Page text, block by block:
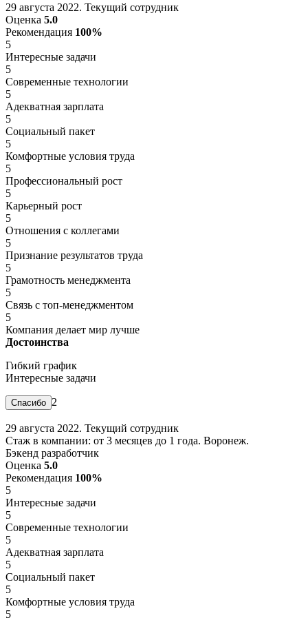
29 августа 2022. Текущий сотрудник
Оценка 5.0
Рекомендация 100%
5
Интересные задачи
5
Современные технологии
5
Адекватная зарплата
5
Социальный пакет
5
Комфортные условия труда
5
Профессиональный рост
5
Карьерный рост
5
Отношения с коллегами
5
Признание результатов труда
5
Грамотность менеджмента
5
Связь с топ-менеджментом
5
Компания делает мир лучше
Достоинства
Гибкий график
Интересные задачи
2
29 августа 2022. Текущий сотрудник
Стаж в компании: от 3 месяцев до 1 года. Воронеж.
Бэкенд разработчик
Оценка 5.0
Рекомендация 100%
5
Интересные задачи
5
Современные технологии
5
Адекватная зарплата
5
Социальный пакет
5
Комфортные условия труда
5